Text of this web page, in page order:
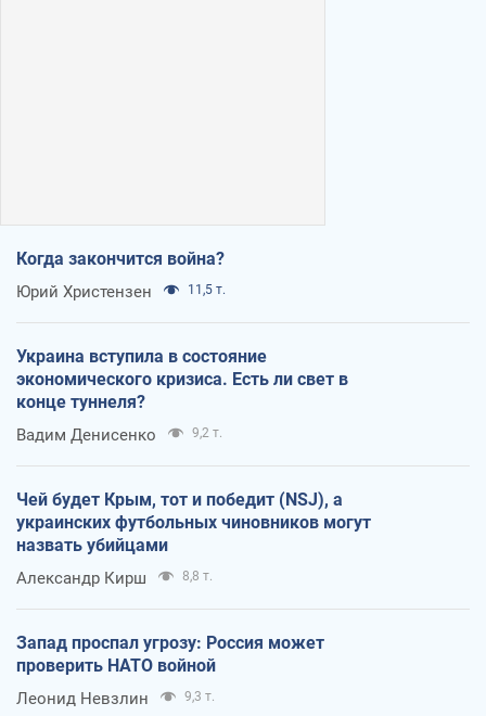
Когда закончится война?
Юрий Христензен 11,5 т.
Украина вступила в состояние
экономического кризиса. Есть ли свет в
конце туннеля?
Вадим Денисенко 9,2 т.
Чей будет Крым, тот и победит (NSJ), а
украинских футбольных чиновников могут
назвать убийцами
Александр Кирш 8,8 т.
Запад проспал угрозу: Россия может
проверить НАТО войной
Леонид Невзлин 9,3 т.